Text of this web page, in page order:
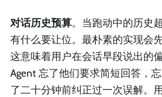
对话历史预算。当跑动中的历史
有什么要让位。最朴素的实现会
这意味着用户在会话早段说出的
Agent 忘了他们要求简短回答，
了二十分钟前纠正过一次误解。